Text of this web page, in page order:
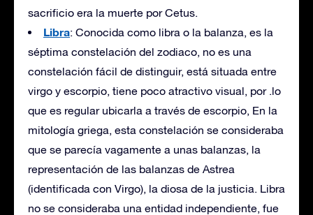
sacrificio era la muerte por Cetus.
Libra: Conocida como libra o la balanza, es la
séptima constelación del zodiaco, no es una
constelación fácil de distinguir, está situada entre
virgo y escorpio, tiene poco atractivo visual, por .lo
que es regular ubicarla a través de escorpio, En la
mitología griega, esta constelación se consideraba
que se parecía vagamente a unas balanzas, la
representación de las balanzas de Astrea
(identificada con Virgo), la diosa de la justicia. Libra
no se consideraba una entidad independiente, fue